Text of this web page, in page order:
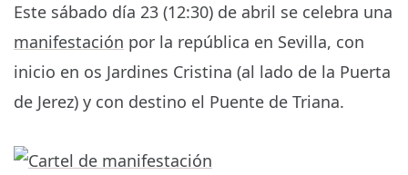
Este sábado día 23 (12:30) de abril se celebra una
manifestación por la república en Sevilla, con
inicio en os Jardines Cristina (al lado de la Puerta
de Jerez) y con destino el Puente de Triana.